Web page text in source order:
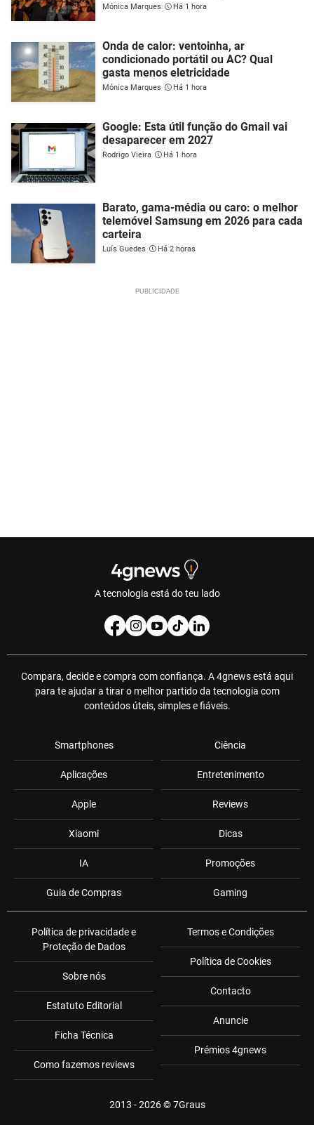
Mónica Marques Há 1 hora
Onda de calor: ventoinha, ar
condicionado portátil ou AC? Qual
gasta menos eletricidade
Mónica Marques Há 1 hora
Google: Esta útil função do Gmail vai
desaparecer em 2027
Rodrigo Vieira Há 1 hora
Barato, gama-média ou caro: o melhor
telemóvel Samsung em 2026 para cada
carteira
Luís Guedes Há 2 horas
A tecnologia está do teu lado
Compara, decide e compra com confiança. A 4gnews está aqui
para te ajudar a tirar o melhor partido da tecnologia com
conteúdos úteis, simples e fiáveis.
Smartphones
Aplicações
Apple
Xiaomi
IA
Guia de Compras
Ciência
Entretenimento
Reviews
Dicas
Promoções
Gaming
Política de privacidade e
Proteção de Dados
Sobre nós
Estatuto Editorial
Ficha Técnica
Como fazemos reviews
Termos e Condições
Política de Cookies
Contacto
Anuncie
Prémios 4gnews
2013 - 2026 ©7Graus